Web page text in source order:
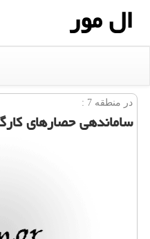
ال مور
در منطقه 7 :
ساماندهی حصارهای